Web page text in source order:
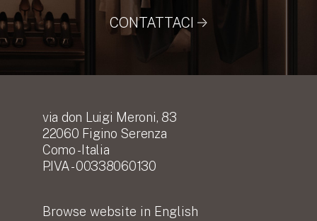
CONTATTACI
via don Luigi Meroni, 83
22060 Figino Serenza
Como - Italia
P.IVA - 00338060130
Browse website in English